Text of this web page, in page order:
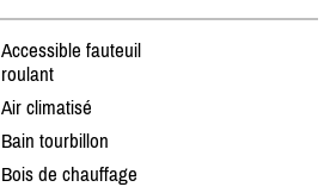
Accessible fauteuil
roulant
Air climatisé
Bain tourbillon
Bois de chauffage